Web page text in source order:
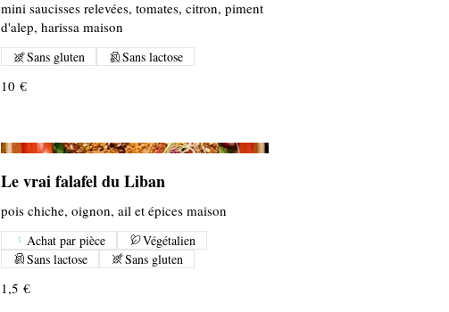
mini saucisses relevées, tomates, citron, piment
d'alep, harissa maison
10 €
Sans gluten Sans lactose
Le vrai falafel du Liban
pois chiche, oignon, ail et épices maison
1,5 €
Achat par pièce
Végétalien
Sans lactose
Sans gluten